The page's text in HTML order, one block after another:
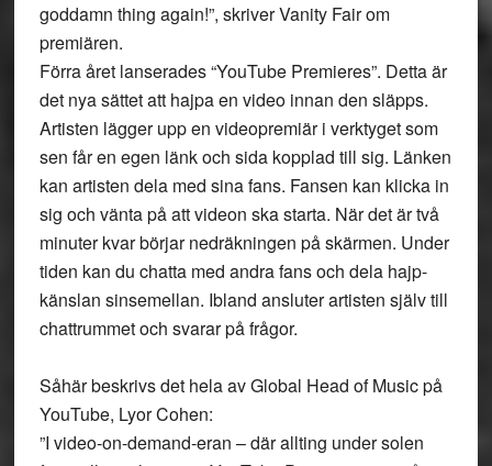
goddamn thing again!”, skriver Vanity Fair om
premiären.
Förra året lanserades “YouTube Premieres”. Detta är
det nya sättet att hajpa en video innan den släpps.
Artisten lägger upp en videopremiär i verktyget som
sen får en egen länk och sida kopplad till sig. Länken
kan artisten dela med sina fans. Fansen kan klicka in
sig och vänta på att videon ska starta. När det är två
minuter kvar börjar nedräkningen på skärmen. Under
tiden kan du chatta med andra fans och dela hajp-
känslan sinsemellan. Ibland ansluter artisten själv till
chattrummet och svarar på frågor.
Såhär beskrivs det hela av Global Head of Music på
YouTube, Lyor Cohen:
”I video-on-demand-eran – där allting under solen